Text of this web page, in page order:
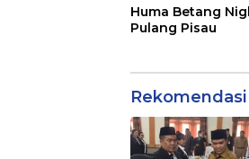
Huma Betang
Pulang Pisau